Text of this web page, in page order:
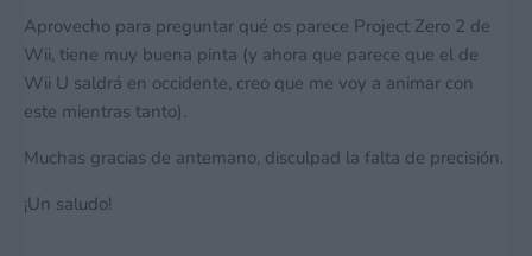
Aprovecho para preguntar qué os parece Project Zero 2 de
Wii, tiene muy buena pinta (y ahora que parece que el de
Wii U saldrá en occidente, creo que me voy a animar con
este mientras tanto).
Muchas gracias de antemano, disculpad la falta de precisión.
¡Un saludo!